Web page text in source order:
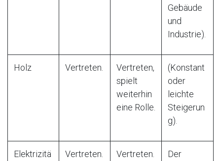
Gebäude
und
Industrie).
Holz Vertreten.
Vertreten,
spielt
weiterhin
eine Rolle.
(Konstant
oder
leichte
Steigerun
g).
Elektrizitä
Vertreten. Vertreten.
Der